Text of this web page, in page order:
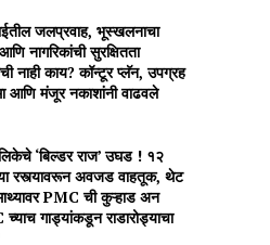
जलप्रवाह, भूस्खलनाचा
नागरिकांची सुरक्षितता
नाही काय? कॉन्टूर प्लॅन, उपग्रह
आणि मंजूर नकाशांनी वाढवले
‘बिल्डर राज’ उघड ! १२
रस्त्यावरून अवजड वाहतूक, थेट
PMC ची कुऱ्हाड अन
गाड्यांकडून राडारोड्याचा